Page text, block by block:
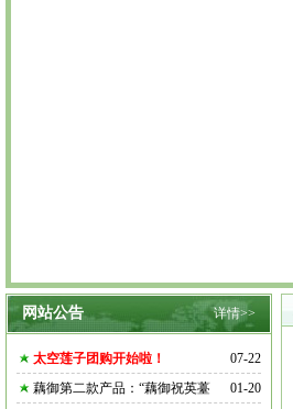
详情>>
网站公告
07-22
太空莲子团购开始啦！
01-20
藕御第二款产品：“藕御祝英薹